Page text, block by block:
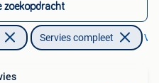
zoekopdracht
Servies compleet